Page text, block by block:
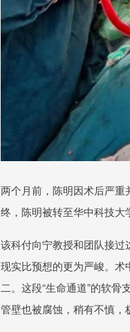
两个月前，陈明因术后严
终，陈明被转至华中科技大
该科付向宁教授和团队接
现实比预想的更为严峻。
二。这段“生命通道”的软
管壁也被腐蚀，稍有不慎，